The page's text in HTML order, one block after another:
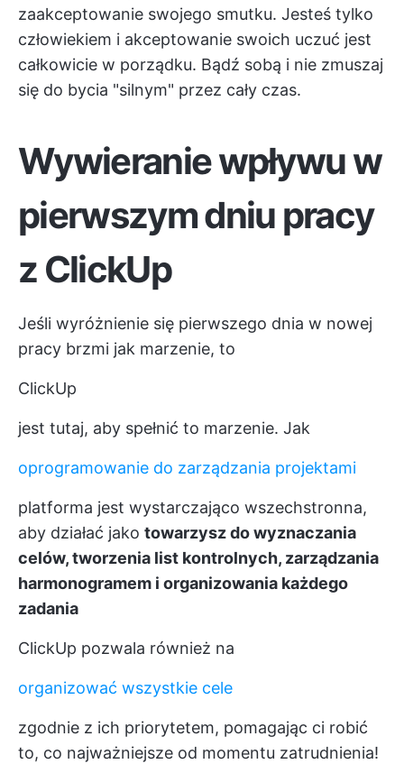
zaakceptowanie swojego smutku. Jesteś tylko
człowiekiem i akceptowanie swoich uczuć jest
całkowicie w porządku. Bądź sobą i nie zmuszaj
się do bycia "silnym" przez cały czas.
Wywieranie wpływu w
pierwszym dniu pracy
z ClickUp
Jeśli wyróżnienie się pierwszego dnia w nowej
pracy brzmi jak marzenie, to
ClickUp
jest tutaj, aby spełnić to marzenie. Jak
oprogramowanie do zarządzania projektami
platforma jest wystarczająco wszechstronna,
aby działać jako towarzysz do wyznaczania
celów, tworzenia list kontrolnych, zarządzania
harmonogramem i organizowania każdego
zadania
ClickUp pozwala również na
organizować wszystkie cele
zgodnie z ich priorytetem, pomagając ci robić
to, co najważniejsze od momentu zatrudnienia!